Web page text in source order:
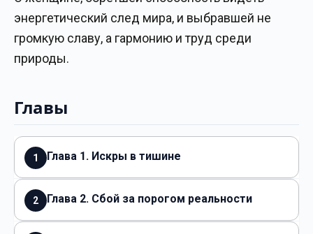
энергетический след мира, и выбравшей не
громкую славу, а гармонию и труд среди
природы.
Главы
1 Глава 1. Искры в тишине
2 Глава 2. Сбой за порогом реальности